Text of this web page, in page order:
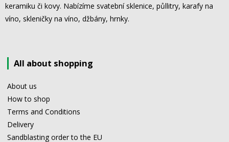
keramiku či kovy. Nabízíme svatební sklenice, půllitry, karafy na
víno, skleničky na víno, džbány, hrnky.
All about shopping
About us
How to shop
Terms and Conditions
Delivery
Sandblasting order to the EU